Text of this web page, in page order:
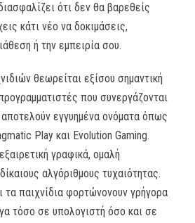
ότι δεν θα βαρεθείς
κάτι νέο να δοκιμάσεις,
ή την εμπειρία σου.
θεωρείται εξίσου σημαντική
που συνεργάζονται
εγγυημένα ονόματα όπως
Play και Evolution Gaming.
γραφικά, ομαλή
αλγόριθμους τυχαιότητας.
παιχνίδια φορτώνονουν γρήγορα
τόσο σε υπολογιστή όσο και σε